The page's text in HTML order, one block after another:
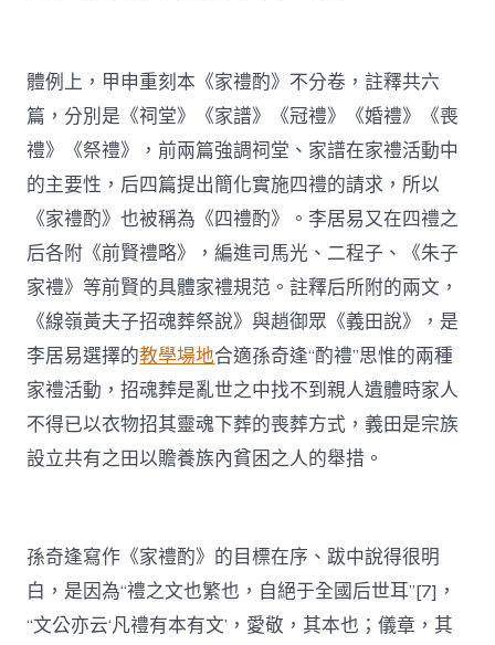
體例上，甲申重刻本《家禮酌》不分卷，註釋共六
篇，分別是《祠堂》《家譜》《冠禮》《婚禮》《喪
禮》《祭禮》，前兩篇強調祠堂、家譜在家禮活動中
的主要性，后四篇提出簡化實施四禮的請求，所以
《家禮酌》也被稱為《四禮酌》。李居易又在四禮之
后各附《前賢禮略》，編進司馬光、二程子、《朱子
家禮》等前賢的具體家禮規范。註釋后所附的兩文，
《線嶺黃夫子招魂葬祭說》與趙御眾《義田說》，是
李居易選擇的教學場地合適孫奇逢“酌禮”思惟的兩種
家禮活動，招魂葬是亂世之中找不到親人遺體時家人
不得已以衣物招其靈魂下葬的喪葬方式，義田是宗族
設立共有之田以贍養族內貧困之人的舉措。
孫奇逢寫作《家禮酌》的目標在序、跋中說得很明
白，是因為“禮之文也繁也，自絕于全國后世耳”[7]，
“文公亦云‘凡禮有本有文’，愛敬，其本也；儀章，其